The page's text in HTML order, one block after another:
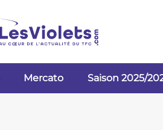
Mercato Saison 2025/